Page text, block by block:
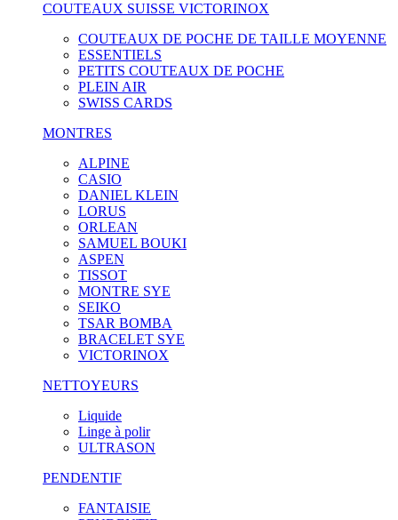
COUTEAUX SUISSE VICTORINOX
COUTEAUX DE POCHE DE TAILLE MOYENNE
ESSENTIELS
PETITS COUTEAUX DE POCHE
PLEIN AIR
SWISS CARDS
MONTRES
ALPINE
CASIO
DANIEL KLEIN
LORUS
ORLEAN
SAMUEL BOUKI
ASPEN
TISSOT
MONTRE SYE
SEIKO
TSAR BOMBA
BRACELET SYE
VICTORINOX
NETTOYEURS
Liquide
Linge à polir
ULTRASON
PENDENTIF
FANTAISIE